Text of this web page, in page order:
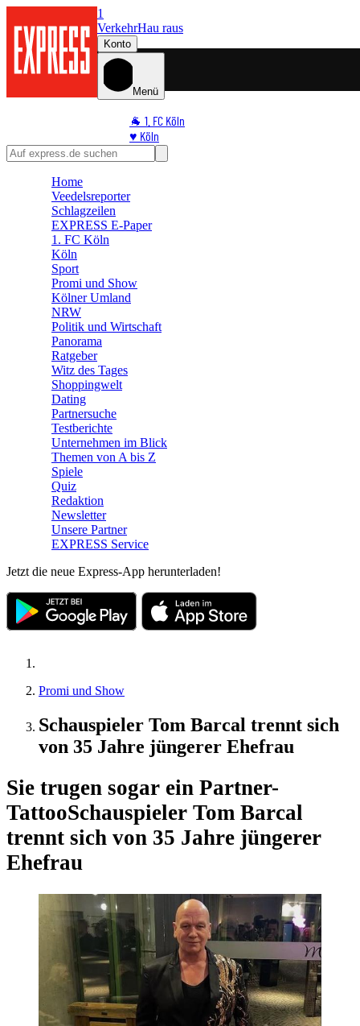
1
VerkehrHau raus
Konto
Menü
🐐 1. FC Köln
♥️ Köln
⭐ Promi
🛒 Shoppingwelt
Home
Veedelsreporter
Schlagzeilen
EXPRESS E-Paper
1. FC Köln
Köln
Sport
Promi und Show
Kölner Umland
NRW
Politik und Wirtschaft
Panorama
Ratgeber
Witz des Tages
Shoppingwelt
Dating
Partnersuche
Testberichte
Unternehmen im Blick
Themen von A bis Z
Spiele
Quiz
Redaktion
Newsletter
Unsere Partner
EXPRESS Service
Jetzt die neue Express-App herunterladen!
Promi und Show
Schauspieler Tom Barcal trennt sich
von 35 Jahre jüngerer Ehefrau
Sie trugen sogar ein Partner-
TattooSchauspieler Tom Barcal
trennt sich von 35 Jahre jüngerer
Ehefrau